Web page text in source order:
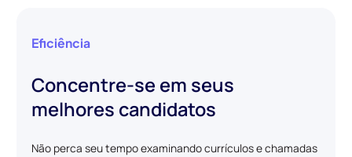
Eficiência
Concentre-se em seus
melhores candidatos
Não perca seu tempo examinando currículos e chamadas